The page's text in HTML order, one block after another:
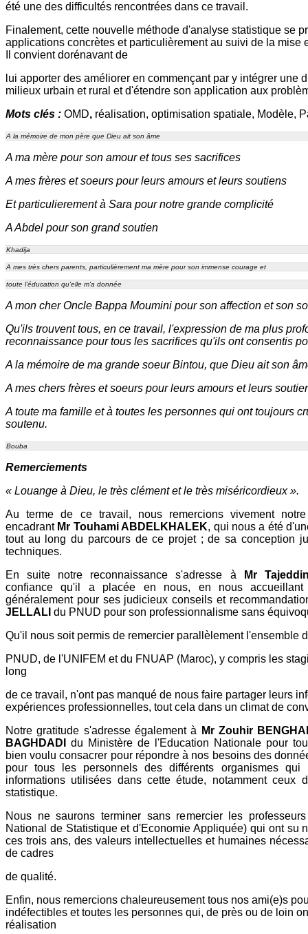
été une des difficultés rencontrées dans ce travail.
Finalement, cette nouvelle méthode d'analyse statistique se
applications concrètes et particulièrement au suivi de la mise
Il convient dorénavant de
lui apporter des améliorer en commençant par y intégrer une
milieux urbain et rural et d'étendre son application aux
Mots clés : OMD, réalisation, optimisation spatiale, Modèle,
A la mémoire de mon père que Dieu ait son âme
A ma mère pour son amour et tous ses sacrifices
A mes frères et soeurs pour leurs amours et leurs soutiens
Et particulierement à Sara pour notre grande complicité
A Abdel pour son grand soutien
Khadija
A mes très chers parents, particulièrement ma mère pour son immense courage et
toute l'éducation qu'elle m'a donnée
A mon cher Oncle Bappa Moumini pour son affection et son
Qu'ils trouvent tous, en ce travail, l'expression de ma plus
reconnaissance pour tous les sacrifices qu'ils ont consentis
A la mémoire de ma grande soeur Bintou, que Dieu ait son
A mes chers frères et soeurs pour leurs amours et leurs
A toute ma famille et à toutes les personnes qui ont toujours
soutenu.
Bouba
Remerciements
« Louange à Dieu, le très clément et le très miséricordieux ».
Au terme de ce travail, nous remercions vivement
encadrant Mr Touhami ABDELKHALEK, qui nous a été
tout au long du parcours de ce projet ; de sa conception
techniques.
En suite notre reconnaissance s'adresse à
Mr
confiance qu'il a placée en nous, en nous
généralement pour ses judicieux conseils et
JELLALI du PNUD pour son professionnalisme sans
Qu'il nous soit permis de remercier parallèlement l'ensemble
PNUD, de l'UNIFEM et du FNUAP (Maroc), y compris les
long
de ce travail, n'ont pas manqué de nous faire partager leurs
expériences professionnelles, tout cela dans un climat de
Notre gratitude s'adresse également à
Mr Zouhir
BAGHDADI du Ministère de l'Education Nationale pour
bien voulu consacrer pour répondre à nos besoins des
pour tous les personnels des différents organismes
informations utilisées dans cette étude, notamment ceux
statistique.
Nous ne saurons terminer sans remercier les
National de Statistique et d'Economie Appliquée) qui ont su
ces trois ans, des valeurs intellectuelles et humaines
de cadres
de qualité.
Enfin, nous remercions chaleureusement tous nos ami(e)s
indéfectibles et toutes les personnes qui, de près ou de loin
réalisation